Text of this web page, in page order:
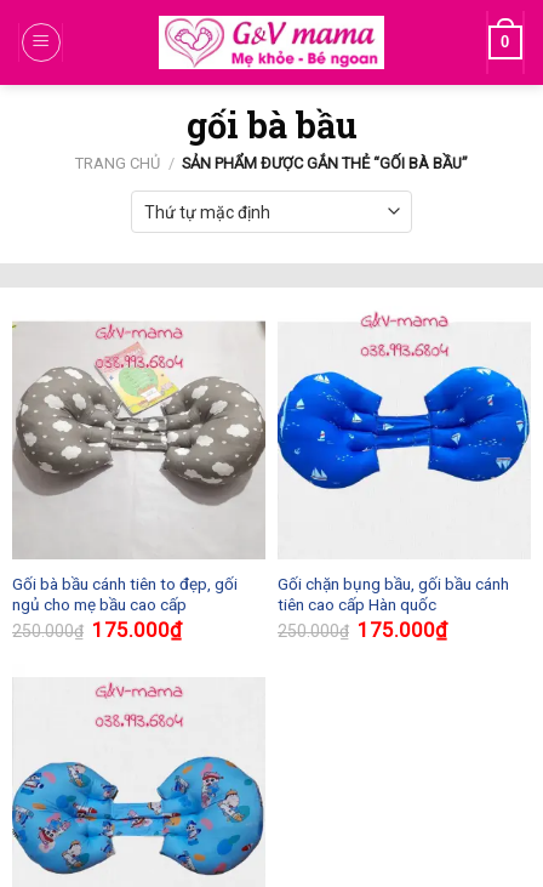
0
gối bà bầu
TRANG CHỦ / SẢN PHẨM ĐƯỢC GẮN THẺ “GỐI BÀ BẦU”
Gối bà bầu cánh tiên to đẹp, gối
ngủ cho mẹ bầu cao cấp
250.000₫ 175.000₫
Gối chặn bụng bầu, gối bầu cánh
tiên cao cấp Hàn quốc
250.000₫ 175.000₫